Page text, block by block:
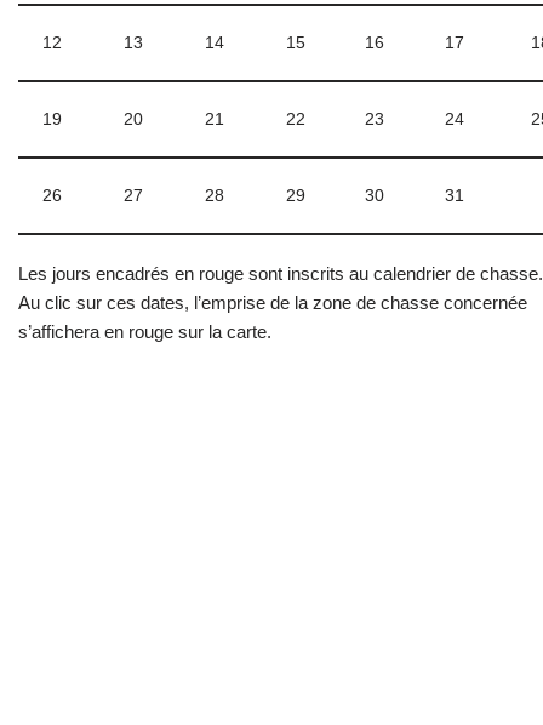
12 13 14 15 16 17
19 20 21 22 23 24
26 27 28 29 30 31
Les jours encadrés en rouge sont inscrits au calendrier de chasse.
Au clic sur ces dates, l’emprise de la zone de chasse concernée
s’affichera en rouge sur la carte.